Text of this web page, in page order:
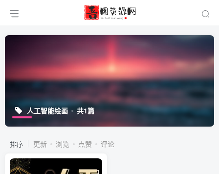
人工智能绘画 共1篇
排序 更新 浏览 点赞 评论